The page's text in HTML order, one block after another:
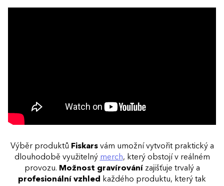
Výběr produktů Fiskars vám umožní vytvořit praktický a
dlouhodobě využitelný merch, který obstojí v reálném
provozu. Možnost gravírování zajišťuje trvalý a
profesionální vzhled
každého produktu, který tak